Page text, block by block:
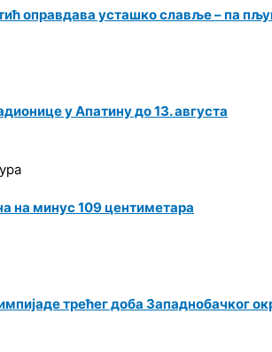
оправдава усташко славље – па
у Апатину до 13. августа
на минус 109 центиметара
трећег доба Западнобачког